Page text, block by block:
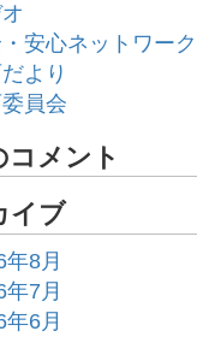
安心ネットワーク
より
員会
コメント
イブ
年8月
年7月
年6月